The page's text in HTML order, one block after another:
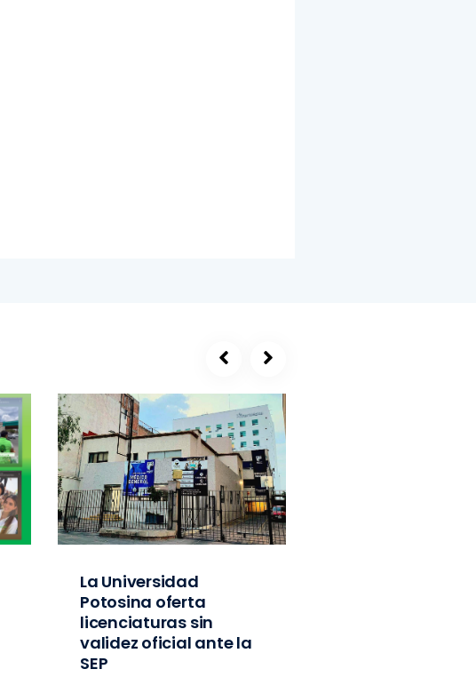
La Universidad
Potosina oferta
licenciaturas sin
validez oficial ante la
SEP